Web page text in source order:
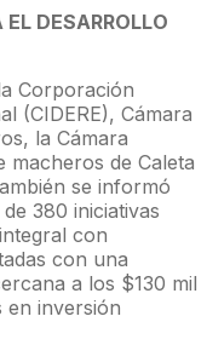
DESARROLLO
Corporación
(CIDERE), Cámara
la Cámara
macheros de Caleta
se informó
380 iniciativas
con
con una
a los $130 mil
en inversión